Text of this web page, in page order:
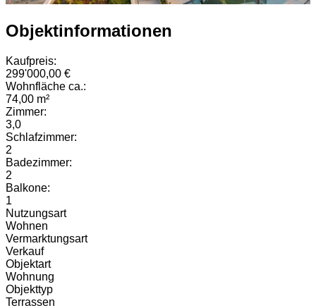
Objektinformationen
Kaufpreis:
299'000,00 €
Wohnfläche ca.:
74,00 m²
Zimmer:
3,0
Schlafzimmer:
2
Badezimmer:
2
Balkone:
1
Nutzungsart
Wohnen
Vermarktungsart
Verkauf
Objektart
Wohnung
Objekttyp
Terrassen